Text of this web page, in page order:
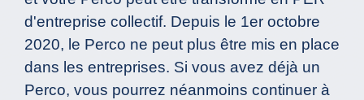
d'entreprise collectif. Depuis le 1er octobre
2020, le Perco ne peut plus être mis en place
dans les entreprises. Si vous avez déjà un
Perco, vous pourrez néanmoins continuer à